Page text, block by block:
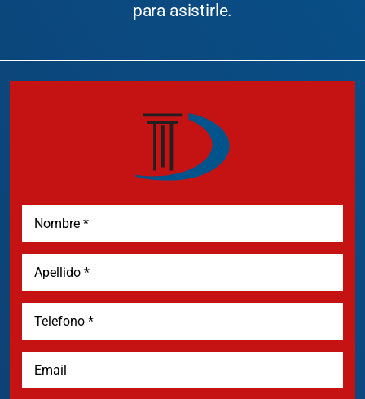
para asistirle.